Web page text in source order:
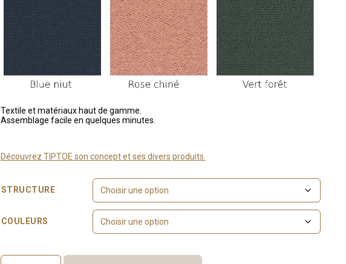
Textile et matériaux haut de gamme.
Assemblage facile en quelques minutes.
Découvrez TIPTOE son concept et ses divers produits.
STRUCTURE
COULEURS